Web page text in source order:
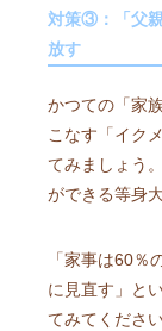
対策③：「父
放す
かつての「家
こなす「イク
てみましょう
ができる等身
「家事は60％
に見直す」と
てみてください